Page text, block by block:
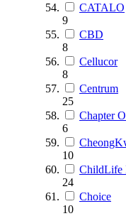
CATALO
9
CBD
8
Cellucor
8
Centrum
25
Chapter
6
10
ChildLife
24
Choice
10